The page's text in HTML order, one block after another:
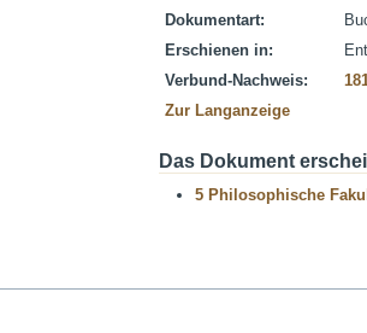
Dokumentart:
Erschienen in:
Verbund-Nachweis:
Zur Langanzeige
Das Dokument
5 Philosophische